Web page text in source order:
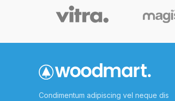
Condimentum adipiscing vel neque dis